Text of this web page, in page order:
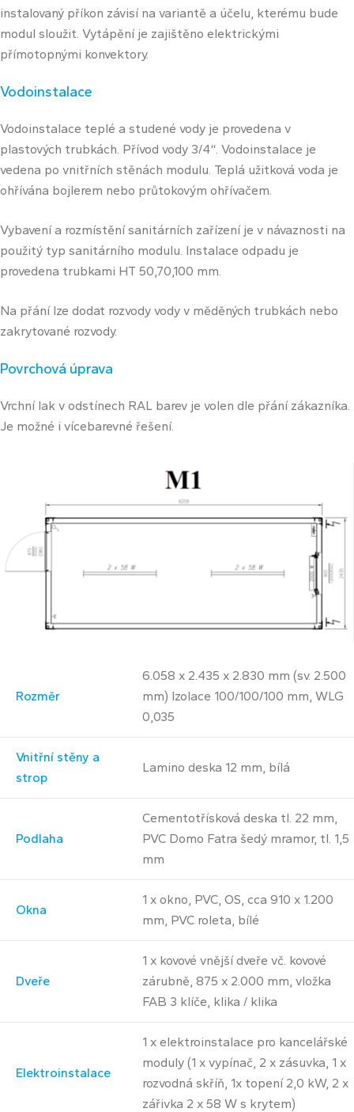
instalovaný příkon závisí na variantě a účelu, kterému bude
modul sloužit. Vytápění je zajištěno elektrickými
přímotopnými konvektory.
Vodoinstalace
Vodoinstalace teplé a studené vody je provedena v
plastových trubkách. Přívod vody 3/4“. Vodoinstalace je
vedena po vnitřních stěnách modulu. Teplá užitková voda je
ohřívána bojlerem nebo průtokovým ohřívačem.
Vybavení a rozmístění sanitárních zařízení je v návaznosti na
použitý typ sanitárního modulu. Instalace odpadu je
provedena trubkami HT 50,70,100 mm.
Na přání lze dodat rozvody vody v měděných trubkách nebo
zakrytované rozvody.
Povrchová úprava
Vrchní lak v odstínech RAL barev je volen dle přání zákazníka.
Je možné i vícebarevné řešení.
Rozměr
6.058 x 2.435 x 2.830 mm (sv. 2.500
mm) Izolace 100/100/100 mm, WLG
0,035
Vnitřní stěny a
strop
Lamino deska 12 mm, bílá
Podlaha
Cementotřísková deska tl. 22 mm,
PVC Domo Fatra šedý mramor, tl. 1,5
mm
Okna
1 x okno, PVC, OS, cca 910 x 1.200
mm, PVC roleta, bílé
Dveře
1 x kovové vnější dveře vč. kovové
zárubně, 875 x 2.000 mm, vložka
FAB 3 klíče, klika / klika
Elektroinstalace
1 x elektroinstalace pro kancelářské
moduly (1 x vypínač, 2 x zásuvka, 1 x
rozvodná skříň, 1x topení 2,0 kW, 2 x
zářivka 2 x 58 W s krytem)